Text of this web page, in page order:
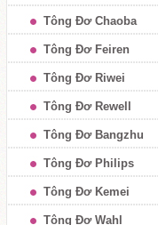
Tông Đơ Chaoba
Tông Đơ Feiren
Tông Đơ Riwei
Tông Đơ Rewell
Tông Đơ Bangzhu
Tông Đơ Philips
Tông Đơ Kemei
Tông Đơ Wahl